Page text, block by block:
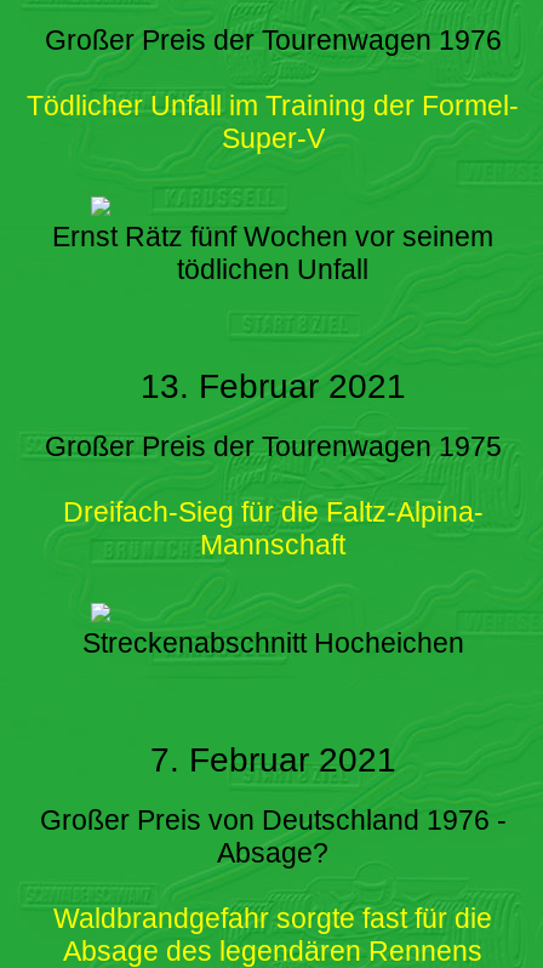
Großer Preis der Tourenwagen 1976
Tödlicher Unfall im Training der Formel-
Super-V
Ernst Rätz fünf Wochen vor seinem
tödlichen Unfall
13. Februar 2021
Großer Preis der Tourenwagen 1975
Dreifach-Sieg für die Faltz-Alpina-
Mannschaft
Streckenabschnitt Hocheichen
7. Februar 2021
Großer Preis von Deutschland 1976 -
Absage?
Waldbrandgefahr sorgte fast für die
Absage des legendären Rennens